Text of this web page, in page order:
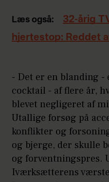
Læs også:
32-årig
hjertestop: Reddet
- Det er en blanding -
cocktail - af flere år,
blevet negligeret af
Utallige forsøg på
konflikter og
og bjerge, der skulle
og forventningspres.
Iværksætterens